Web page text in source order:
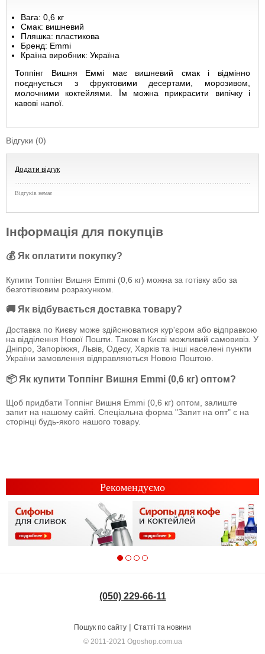
Вага: 0,6 кг
Смак: вишневий
Пляшка: пластикова
Бренд: Emmi
Країна виробник: Україна
Топпінг Вишня Еммі має вишневий смак і відмінно
поєднується з фруктовими десертами, морозивом,
молочними коктейлями. Їм можна прикрасити випічку і
кавові напої.
Відгуки (0)
Додати відгук
Відгуків немає
Інформація для покупців
💰 Як оплатити покупку?
Купити Топпінг Вишня Emmi (0,6 кг) можна за готівку або за
безготівковим розрахунком.
🚚 Як відбувається доставка товару?
Доставка по Києву може здійснюватися кур'єром або відправкою
на відділення Нової Пошти. Також в Києві можливий самовивіз. У
Дніпро, Запоріжжя, Львів, Одесу, Харків та інші населені пункти
України замовлення відправляються Новою Поштою.
📦 Як купити Топпінг Вишня Emmi (0,6 кг) оптом?
Щоб придбати Топпінг Вишня Emmi (0,6 кг) оптом, залиште
запит на нашому сайті. Спеціальна форма "Запит на опт" є на
сторінці будь-якого нашого товару.
Рекомендуємо
(050) 229-66-11
Пошук по сайту | Статті та новини
© 2011-2021 Ogoshop.com.ua